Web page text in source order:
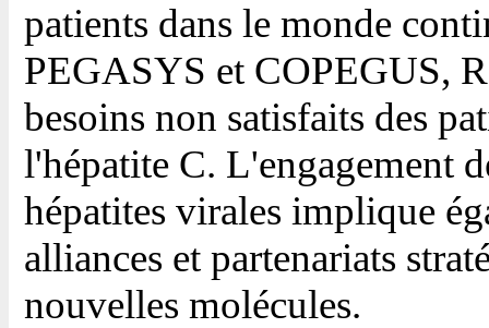
patients dans le monde
PEGASYS et COPEGUS,
besoins non satisfaits des
l'hépatite C. L'engagement
hépatites virales implique
alliances et partenariats
nouvelles molécules.